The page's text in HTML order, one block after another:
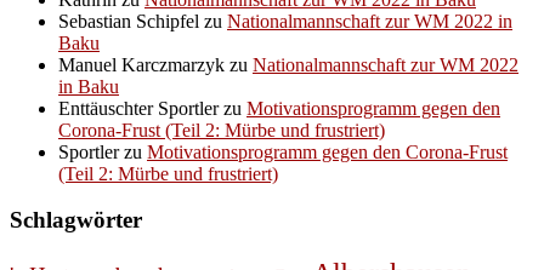
Sebastian Schipfel zu Nationalmannschaft zur WM 2022 in
Baku
Manuel Karczmarzyk zu Nationalmannschaft zur WM 2022
in Baku
Enttäuschter Sportlerzu Motivationsprogramm gegen den
Corona-Frust (Teil 2: Mürbe und frustriert)
Sportlerzu Motivationsprogramm gegen den Corona-Frust
(Teil 2: Mürbe und frustriert)
Schlagwörter